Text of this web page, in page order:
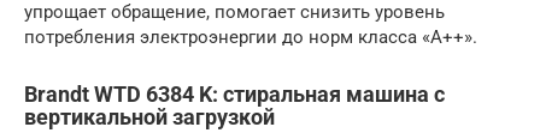
упрощает обращение, помогает снизить уровень
потребления электроэнергии до норм класса «А++».
Brandt WTD 6384 K: стиральная машина с
вертикальной загрузкой